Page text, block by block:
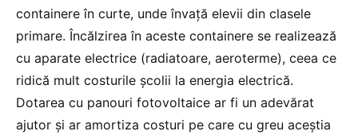
containere în curte, unde învață elevii din clasele
primare. Încălzirea în aceste containere se realizează
cu aparate electrice (radiatoare, aeroterme), ceea ce
ridică mult costurile școlii la energia electrică.
Dotarea cu panouri fotovoltaice ar fi un adevărat
ajutor și ar amortiza costuri pe care cu greu aceștia